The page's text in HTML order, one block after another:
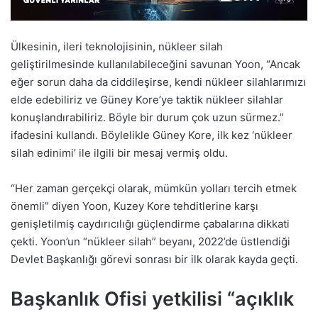
Ülkesinin, ileri teknolojisinin, nükleer silah
geliştirilmesinde kullanılabileceğini savunan Yoon, “Ancak
eğer sorun daha da ciddileşirse, kendi nükleer silahlarımızı
elde edebiliriz ve Güney Kore’ye taktik nükleer silahlar
konuşlandırabiliriz. Böyle bir durum çok uzun sürmez.”
ifadesini kullandı. Böylelikle Güney Kore, ilk kez ‘nükleer
silah edinimi’ ile ilgili bir mesaj vermiş oldu.
“Her zaman gerçekçi olarak, mümkün yolları tercih etmek
önemli” diyen Yoon, Kuzey Kore tehditlerine karşı
genişletilmiş caydırıcılığı güçlendirme çabalarına dikkati
çekti. Yoon’un “nükleer silah” beyanı, 2022’de üstlendiği
Devlet Başkanlığı görevi sonrası bir ilk olarak kayda geçti.
Başkanlık Ofisi yetkilisi “açıklık